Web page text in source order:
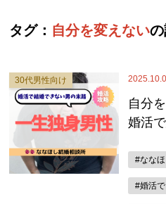
タグ： 自分を変えない
30代男性向け
自分
婚活
#なな
#婚活